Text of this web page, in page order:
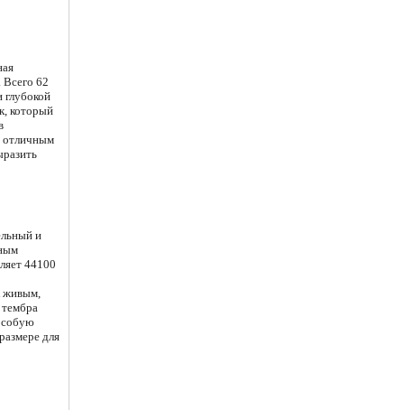
62
глубокой
который
отличным
и
44100
живым,
для